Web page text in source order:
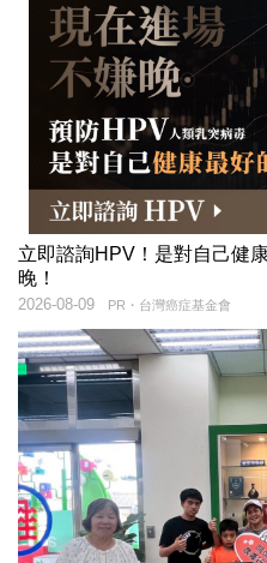
立即諮詢HPV！是對自己健
晚！
PR・台灣癌症基金會
2026-08-09